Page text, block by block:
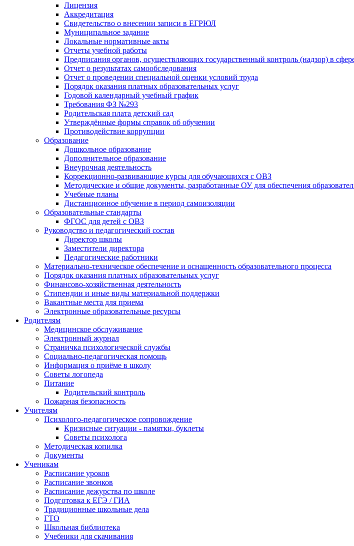
Лицензия
Аккредитация
Свидетельство о внесении записи в ЕГРЮЛ
Муниципальное задание
Локальные нормативные акты
Отчеты учебной работы
Предписания органов, осуществляющих государственный контроль (надзор) в
Отчет о результатах самообследования
Отчет о проведении специальной оценки условий труда
Порядок оказания платных образовательных услуг
Годовой календарный учебный график
Требования ФЗ №293
Родительская плата детский сад
Утверждённые формы справок об обучении
Противодействие коррупции
Образование
Дошкольное образование
Дополнительное образование
Внеурочная деятельность
Коррекционно-развивающие курсы для обучающихся с ОВЗ
Методические и общие документы, разработанные ОУ для обеспечения
Учебные планы
Дистанционное обучение в период самоизоляции
Образовательные стандарты
ФГОС для детей с ОВЗ
Руководство и педагогический состав
Директор школы
Заместители директора
Педагогические работники
Материально-техническое обеспечение и оснащенность образовательного процесса
Порядок оказания платных образовательных услуг
Финансово-хозяйственная деятельность
Стипендии и иные виды материальной поддержки
Вакантные места для приема
Электронные образовательные ресурсы
Родителям
Медицинское обслуживание
Электронный журнал
Страничка психологической службы
Социально-педагогическая помощь
Информация о приёме в школу
Советы логопеда
Питание
Родительский контроль
Пожарная безопасность
Учителям
Психолого-педагогическое сопровождение
Кризисные ситуации - памятки, буклеты
Советы психолога
Методическая копилка
Документы
Ученикам
Расписание уроков
Расписание звонков
Расписание дежурства по школе
Подготовка к ЕГЭ / ГИА
Традиционные школьные дела
ГТО
Школьная библиотека
Учебники для скачивания